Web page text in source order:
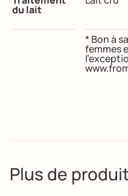
du lait
* Bon à
femmes
Plus de